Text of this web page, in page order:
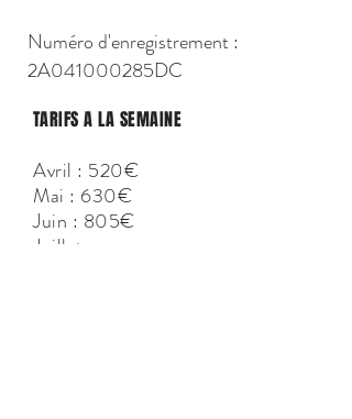
Numéro d'enregistrement :
2A041000285DC
TARIFS A LA SEMAINE
Avril : 520€
Mai : 630€
Juin : 805€
Juillet